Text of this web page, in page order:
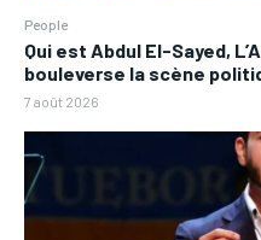
People
Qui est Abdul El-Sayed,
bouleverse la scène
7 août 2026